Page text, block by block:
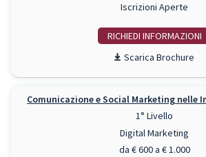
Iscrizioni Aperte
RICHIEDI INFO
Scarica Brochure
Comunicazione e Social Marketing nelle
1° Livello
Digital Marketing
da € 600 a € 1.000